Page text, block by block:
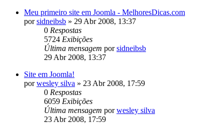
Meu primeiro site em Joomla - MelhoresDicas.com
porsidneibsb » 29 Abr 2008, 13:37
0 Respostas
5724 Exibições
Última mensagem porsidneibsb
29 Abr 2008, 13:37
Site em Joomla!
porwesley silva » 23 Abr 2008, 17:59
0 Respostas
6059 Exibições
Última mensagem porwesley silva
23 Abr 2008, 17:59